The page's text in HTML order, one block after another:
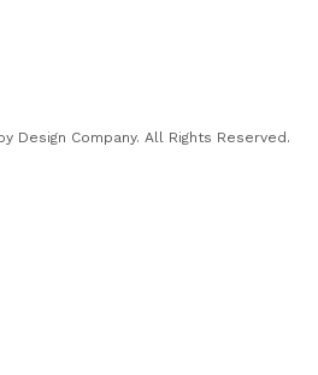
Design Company. All Rights Reserved.